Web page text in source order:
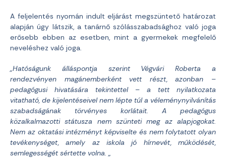
A feljelentés nyomán indult eljárást megszüntető határozat
alapján úgy látszik, a tanárnő szólásszabadsághoz való joga
erősebb ebben az esetben, mint a gyermekek megfelelő
neveléshez való joga.
„Hatóságunk álláspontja szerint Végvári Roberta a
rendezvényen magánemberként vett részt, azonban –
pedagógusi hivatására tekintettel – a tett nyilatkozata
vitatható, de kijelentéseivel nem lépte túl a véleménynyilvánítás
szabadságának törvényes korlátait. A pedagógus
közalkalmazotti státusza nem szünteti meg az alapjogokat.
Nem az oktatási intézményt képviselte és nem folytatott olyan
tevékenységet, amely az iskola jó hírnevét, működését,
semlegességét sértette volna. „